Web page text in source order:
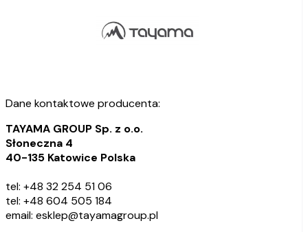
Dane kontaktowe producenta:
TAYAMA GROUP Sp. z o.o.
Słoneczna 4
40-135 Katowice Polska
tel: +48 32 254 51 06
tel: +48 604 505 184
email: esklep@tayamagroup.pl